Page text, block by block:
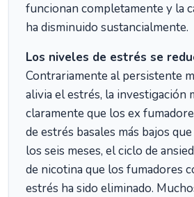
funcionan completamente y la
ha disminuido sustancialmente.
Los niveles de estrés se
Contrariamente al persistente
alivia el estrés, la investigación
claramente que los ex
de estrés basales más bajos
los seis meses, el ciclo de
de nicotina que los fumadores
estrés ha sido eliminado.